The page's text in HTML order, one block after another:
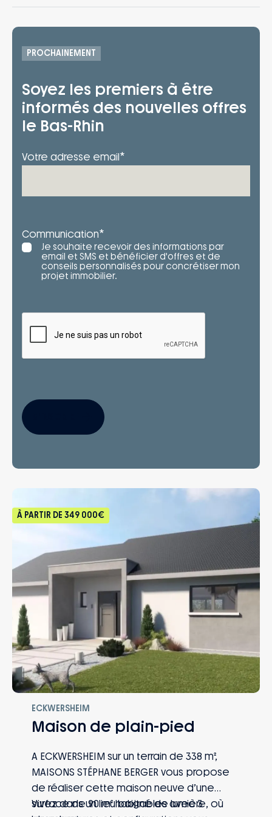
– Accompagnement dans le choix et
l’acquisition du terrain
protège en cas d’accidents de la vie.
PROCHAINEMENT
Soyez les premiers à être
informés des nouvelles offres
le Bas-Rhin
Votre adresse email *
Communication*
Je souhaite recevoir des informations par
email et SMS et bénéficier d'offres et de
conseils personnalisés pour concrétiser mon
projet immobilier.
À PARTIR DE 349 000€
ECKWERSHEIM
Maison de plain-pied
A ECKWERSHEIM sur un terrain de 338 m²,
MAISONS STÉPHANE BERGER vous propose
de réaliser cette maison neuve d’une
surface de 90 m² habitables avec 3
Vivez dans un lieu baigné de lumière, où